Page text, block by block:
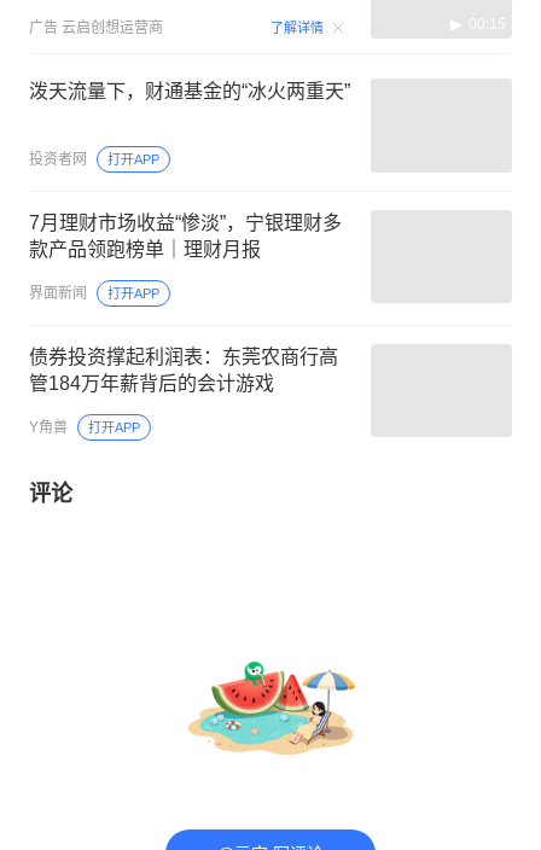
广告 云启创想运营商 了解详情 00:15
泼天流量下，财通基金的“冰火两重天”
投资者网 打开APP
7月理财市场收益“惨淡”，宁银理财多
款产品领跑榜单｜理财月报
界面新闻 打开APP
债券投资撑起利润表：东莞农商行高
管184万年薪背后的会计游戏
Y角兽 打开APP
评论